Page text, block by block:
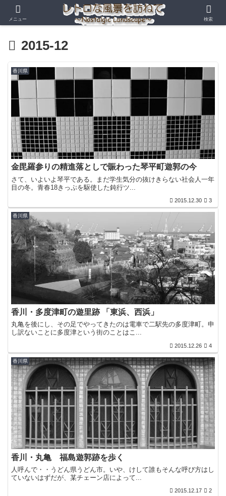
2015-12
香川県
金毘羅参りの精進落としで賑わった琴平町遊郭の今
さて、いよいよ琴平である。まだ学生気分の抜けきらない社会人一年
目の冬。青春18きっぷを駆使した鈍行ツ...
2015.12.30 3
香川県
香川・多度津町の遊里跡 「東浜、西浜」
丸亀を後にし、その足でやってきたのは電車で二駅先の多度津町。申
し訳ないことに多度津という街のことはこ...
2015.12.26 4
香川県
香川・丸亀 福島遊郭跡を歩く
人呼んで・・うどん県うどん市。いや、けして誰もそんな呼び方はし
ていないはずだが、某チェーン店によって...
2015.12.17 2
メニュー 検索